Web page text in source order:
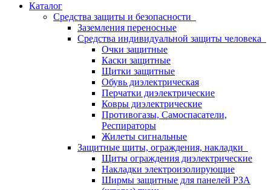
Каталог
Средства защиты и безопасности
Заземления переносные
Средства индивидуальной защиты человека
Очки защитные
Каски защитные
Щитки защитные
Обувь диэлектрическая
Перчатки диэлектрические
Ковры диэлектрические
Противогазы, Самоспасатели,
Респираторы
Жилеты сигнальные
Защитные щиты, ограждения, накладки
Щиты ограждения диэлектрические
Накладки электроизолирующие
Ширмы защитные для панелей РЗА